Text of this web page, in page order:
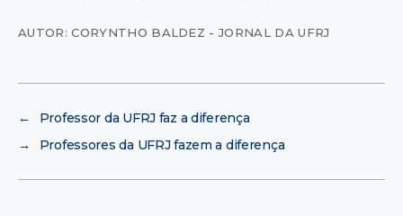
AUTOR: CORYNTHO BALDEZ - JORNAL DA UFRJ
←
Professor da UFRJ faz a diferença
→
Professores da UFRJ fazem a diferença